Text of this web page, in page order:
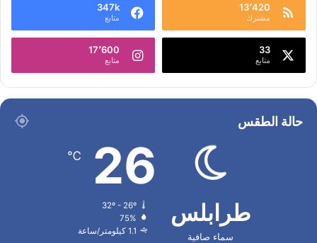
13٬420
مشترك
347k
متابع
33
متابع
17٬600
متابع
حالة الطقس
طرابلس
سماء صافية
26
℃
32º - 26º
75%
1.1 كيلومتر/ساعة